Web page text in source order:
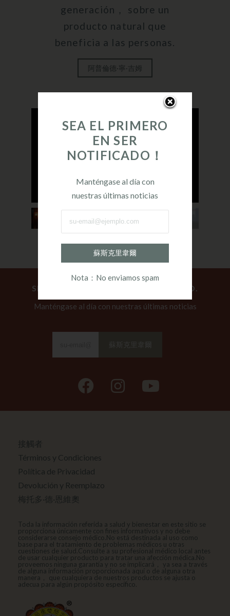
generación， sobre un
producto natural que
beneficia a las personas.
阿普倫德·寧·吉姆
SEA EL PRIMERO EN SER NOTIFICADO.
Manténgase al día con nuestras últimas noticias
蘇斯克里韋爾
Instagram
接觸者
Términos y Condiciones
Política de Privacidad
Devolución y Reemplazo
梅托多·德·恩維奧
Toda la información referida a salud y bienestar en este sitio se
proporciona únicamente con fines informativos y no debe
considerarse consejo médico.No está destinada al uso como
base para el tratamiento de problemas médicos u otras
cuestiones de salud.Consulte a su profesional médico local antes
de usar cualquier producto para tratar una afección médica.No
proveemos ninguna garantía y no se implicará， ya sea a través
de alguna información proporcionada aquí o de alguna otra
manera， que cualquiera de nuestros productos se ajusta o
adecua para algún propósito específico.
SEA EL PRIMERO
EN SER
NOTIFICADO！
Manténgase al día con
nuestras últimas noticias
蘇斯克里韋爾
Nota：No enviamos spam